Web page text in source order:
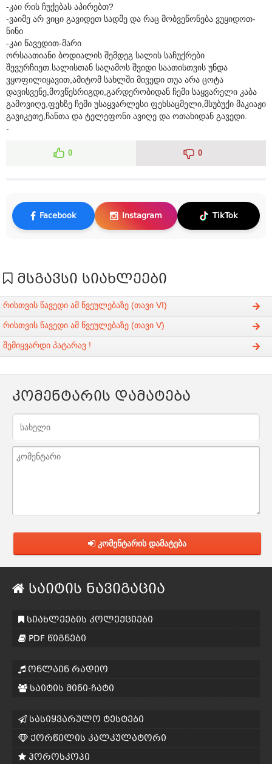
-კაი რის ჩუქებას აპირებთ?
-ვაიმე არ ვიცი გავიდეთ სადმე და რაც მობვეწონება ვუყიდოთ-
ნინი
-კაი წავედით-მარი
ორსაათიანი ბოდიალის შემდეგ სალის საჩუქრები
შევურჩიეთ.სალისთან საღამოს შვიდი საათისთვის უნდა
ვყოფილიყავით,ამიტომ სახლში მივედი თუა არა ცოტა
დავისვენე,მოვწესრიგდი,გარდერობიდან ჩემი საყვარელი კაბა
გამოვიღე,ფეხზე ჩემი უსაყვარლესი ფეხსაცმელი,მსუბუქი მაკიაჟი
გავიკეთე,ჩანთა და ტელეფონი ავიღე და ოთახიდან გავედი.
-
0 0
Facebook Instagram TikTok
მსგავსი სიახლეები
რისთვის წავედი ამ წვეულებაზე (თავი VI)
რისთვის წავედი ამ წვეულებაზე (თავი V)
შემიყვარდი პატარავ !
კომენტარის დამატება
კომენტარის დამატება
საიტის ნავიგაცია
სიახლეების კოლექციები
PDF წიგნები
ონლაინ რადიო
საიტის მინი-ჩატი
სასიყვარულო ტესტები
ქორწილის კალკულატორი
ჰოროსკოპი